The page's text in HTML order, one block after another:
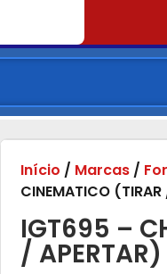
IGT695 –
/ APERTAR)
Início / Marcas /
CINEMATICO (TIRAR